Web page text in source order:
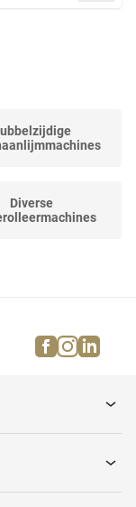
Diverse
facebook